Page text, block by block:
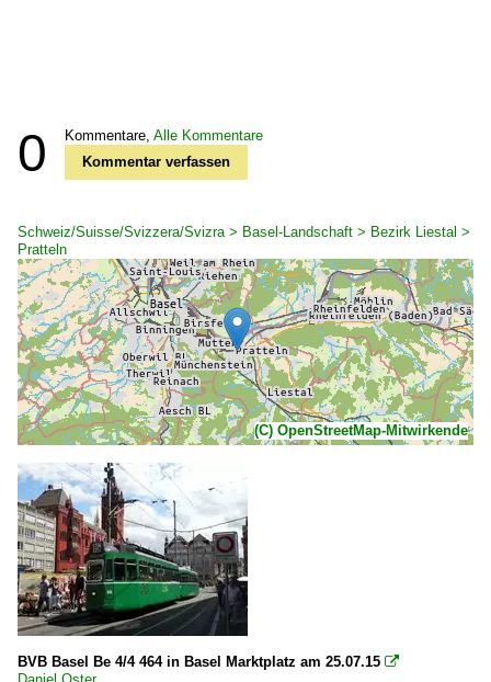
0 Kommentare, Alle Kommentare
Kommentar verfassen
Schweiz/Suisse/Svizzera/Svizra > Basel-Landschaft > Bezirk Liestal >
Pratteln
(C) OpenStreetMap-Mitwirkende
BVB Basel Be 4/4 464 in Basel Marktplatz am 25.07.15 